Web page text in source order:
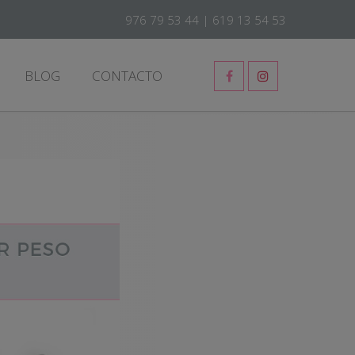
976 79 53 44 | 619 13 54 53
BLOG CONTACTO